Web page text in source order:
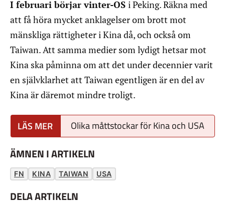
I februari börjar vinter-OS i Peking. Räkna med
att få höra mycket anklagelser om brott mot
mänskliga rättigheter i Kina då, och också om
Taiwan. Att samma medier som lydigt hetsar mot
Kina ska påminna om att det under decennier varit
en självklarhet att Taiwan egentligen är en del av
Kina är däremot mindre troligt.
Olika måttstockar för Kina och USA
ÄMNEN I ARTIKELN
FN KINA TAIWAN USA
DELA ARTIKELN